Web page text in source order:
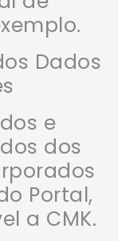
Dados
e
dos
Portal,
a CMK.